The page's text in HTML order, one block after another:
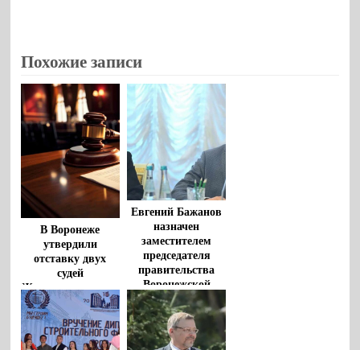
Похожие записи
В Воронеже
утвердили
отставку двух
судей
Железнодорожного
райсуда
Евгений Бажанов
назначен
заместителем
председателя
правительства
Воронежской
области